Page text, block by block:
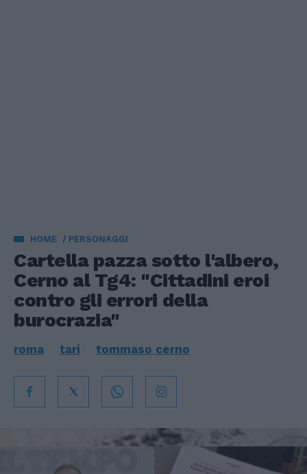
HOME PERSONAGGI
Cartella pazza sotto l'albero,
Cerno al Tg4: "Cittadini eroi
contro gli errori della
burocrazia"
roma tari tommaso cerno